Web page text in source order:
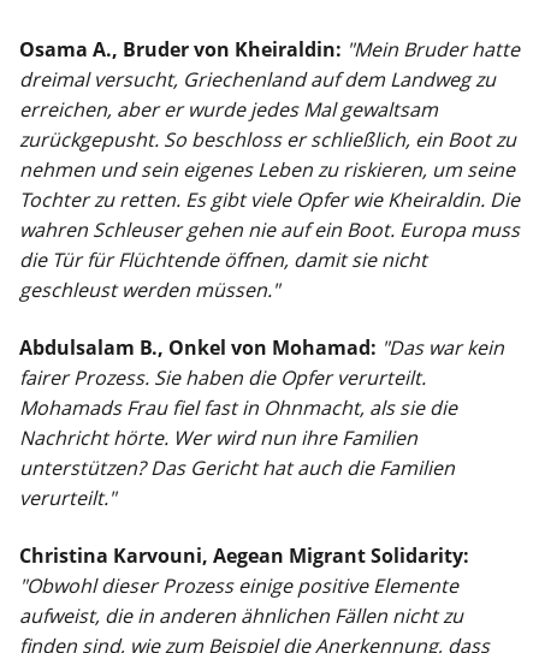
Osama A., Bruder von Kheiraldin: "Mein Bruder hatte
dreimal versucht, Griechenland auf dem Landweg zu
erreichen, aber er wurde jedes Mal gewaltsam
zurückgepusht. So beschloss er schließlich, ein Boot zu
nehmen und sein eigenes Leben zu riskieren, um seine
Tochter zu retten. Es gibt viele Opfer wie Kheiraldin. Die
wahren Schleuser gehen nie auf ein Boot. Europa muss
die Tür für Flüchtende öffnen, damit sie nicht
geschleust werden müssen."
Abdulsalam B., Onkel von Mohamad: "Das war kein
fairer Prozess. Sie haben die Opfer verurteilt.
Mohamads Frau fiel fast in Ohnmacht, als sie die
Nachricht hörte. Wer wird nun ihre Familien
unterstützen? Das Gericht hat auch die Familien
verurteilt."
Christina Karvouni, Aegean Migrant Solidarity:
"Obwohl dieser Prozess einige positive Elemente
aufweist, die in anderen ähnlichen Fällen nicht zu
finden sind, wie zum Beispiel die Anerkennung, dass